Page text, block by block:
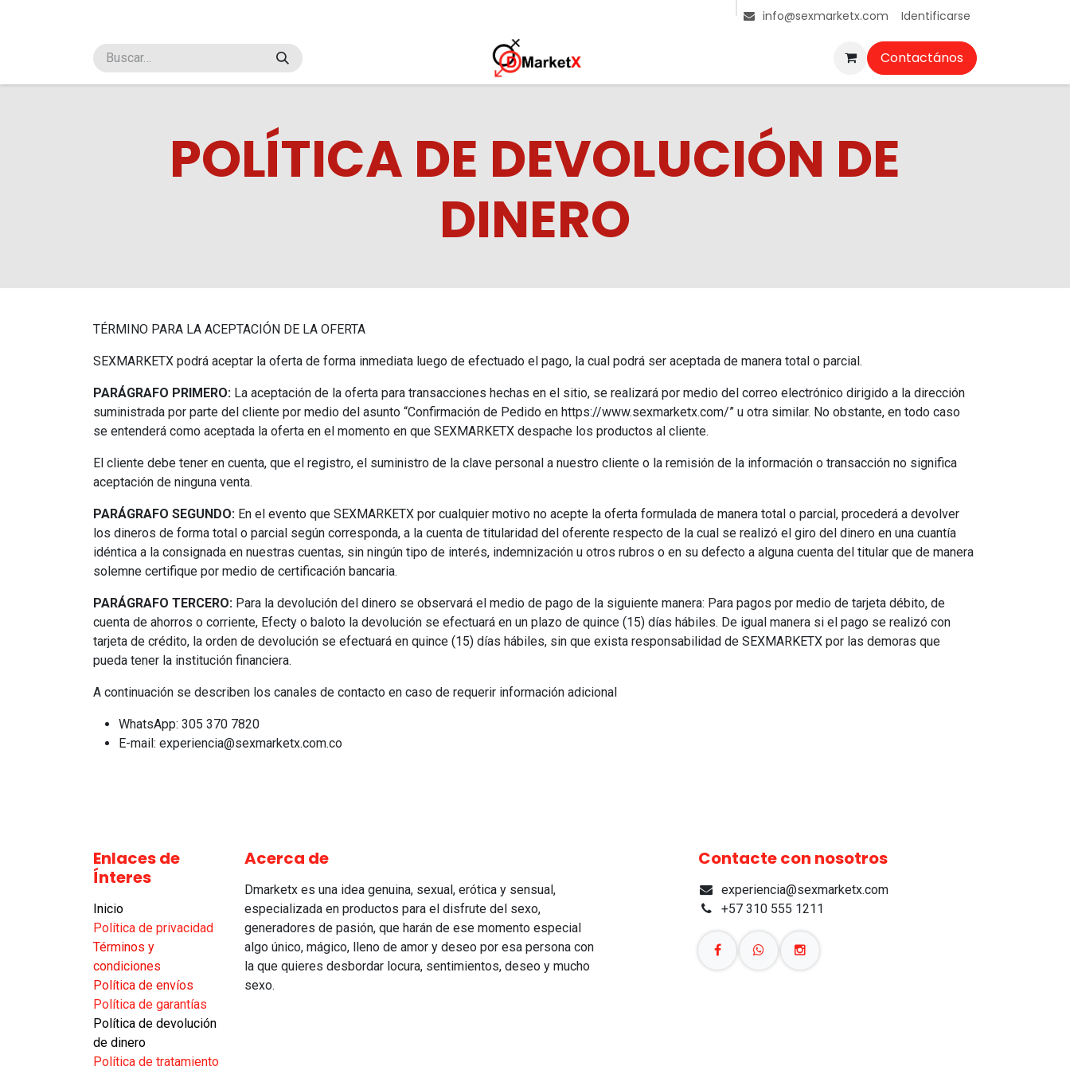
info@sexmarketx.com Identificarse
Contactános
POLÍTICA DE DEVOLUCIÓN DE
DINERO
TÉRMINO PARA LA ACEPTACIÓN DE LA OFERTA
SEXMARKETX podrá aceptar la oferta de forma inmediata luego de efectuado el pago, la cual podrá ser aceptada de manera total o parcial.
PARÁGRAFO PRIMERO: La aceptación de la oferta para transacciones hechas en el sitio, se realizará por medio del correo electrónico dirigido a la dirección
suministrada por parte del cliente por medio del asunto “Confirmación de Pedido en https://www.sexmarketx.com/” u otra similar. No obstante, en todo caso
se entenderá como aceptada la oferta en el momento en que SEXMARKETX despache los productos al cliente.
El cliente debe tener en cuenta, que el registro, el suministro de la clave personal a nuestro cliente o la remisión de la información o transacción no significa
aceptación de ninguna venta.
PARÁGRAFO SEGUNDO: En el evento que SEXMARKETX por cualquier motivo no acepte la oferta formulada de manera total o parcial, procederá a devolver
los dineros de forma total o parcial según corresponda, a la cuenta de titularidad del oferente respecto de la cual se realizó el giro del dinero en una cuantía
idéntica a la consignada en nuestras cuentas, sin ningún tipo de interés, indemnización u otros rubros o en su defecto a alguna cuenta del titular que de manera
solemne certifique por medio de certificación bancaria.
PARÁGRAFO TERCERO: Para la devolución del dinero se observará el medio de pago de la siguiente manera: Para pagos por medio de tarjeta débito, de
cuenta de ahorros o corriente, Efecty o baloto la devolución se efectuará en un plazo de quince (15) días hábiles. De igual manera si el pago se realizó con
tarjeta de crédito, la orden de devolución se efectuará en quince (15) días hábiles, sin que exista responsabilidad de SEXMARKETX por las demoras que
pueda tener la institución financiera.
A continuación se describen los canales de contacto en caso de requerir información adicional
WhatsApp: 305 370 7820
E-mail: experiencia@sexmarketx.com.co
Enlaces de
Ínteres
Inicio
Política de privacidad
Términos y
condiciones
Política de envíos
Política de garantías​
Política de devolución
de dinero
Política de tratamiento
Acerca de
Dmarketx es una idea genuina, sexual, erótica y sensual,
especializada en productos para el disfrute del sexo,
generadores de pasión, que harán de ese momento especial
algo único, mágico, lleno de amor y deseo por esa persona con
la que quieres desbordar locura, sentimientos, deseo y mucho
sexo.
Contacte con nosotros
experiencia@sexmarketx.com
+57 310 555 1211